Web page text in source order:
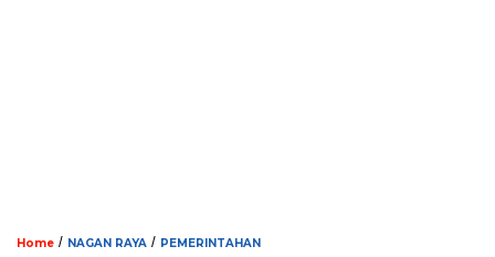
Home / NAGAN RAYA / PEMERINTAHAN